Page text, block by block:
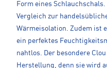
Form eines
Vergleich zur
Wärmeisolation. Zudem ist
ein perfektes
nahtlos. Der besondere
Herstellung, denn sie wird